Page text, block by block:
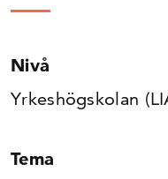
Nivå
Yrkeshögskolan
Tema